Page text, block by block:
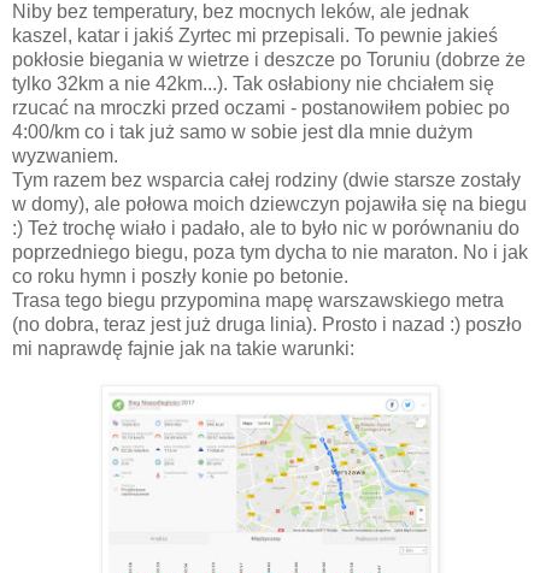
Niby bez temperatury, bez mocnych leków, ale jednak
kaszel, katar i jakiś Zyrtec mi przepisali. To pewnie jakieś
pokłosie biegania w wietrze i deszcze po Toruniu (dobrze że
tylko 32km a nie 42km...). Tak osłabiony nie chciałem się
rzucać na mroczki przed oczami - postanowiłem pobiec po
4:00/km co i tak już samo w sobie jest dla mnie dużym
wyzwaniem.
Tym razem bez wsparcia całej rodziny (dwie starsze zostały
w domy), ale połowa moich dziewczyn pojawiła się na biegu
:) Też trochę wiało i padało, ale to było nic w porównaniu do
poprzedniego biegu, poza tym dycha to nie maraton. No i jak
co roku hymn i poszły konie po betonie.
Trasa tego biegu przypomina mapę warszawskiego metra
(no dobra, teraz jest już druga linia). Prosto i nazad :) poszło
mi naprawdę fajnie jak na takie warunki: